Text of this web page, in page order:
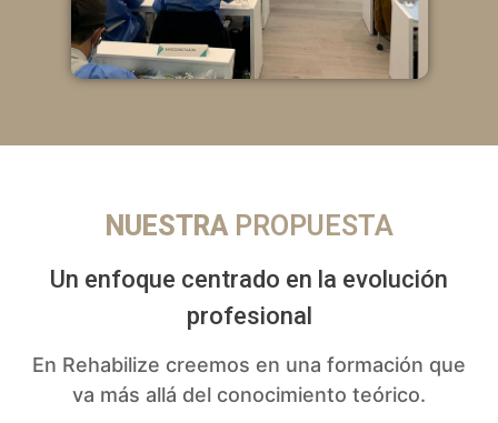
NUESTRA PROPUESTA
Un enfoque centrado en la evolución
profesional
En Rehabilize creemos en una formación que
va más allá del conocimiento teórico.